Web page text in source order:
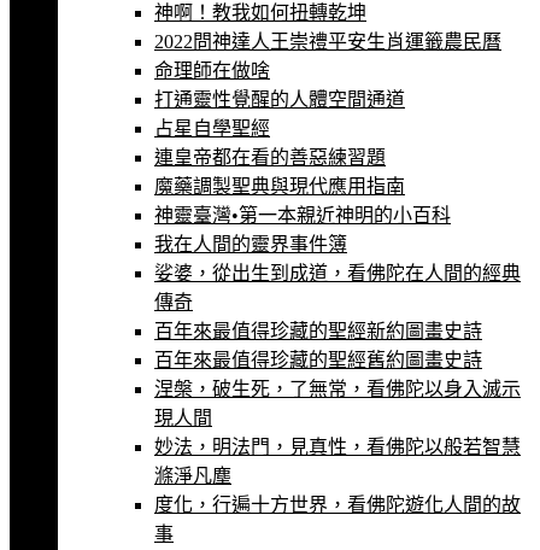
神啊！教我如何扭轉乾坤
2022問神達人王崇禮平安生肖運籤農民曆
命理師在做啥
打通靈性覺醒的人體空間通道
占星自學聖經
連皇帝都在看的善惡練習題
魔藥調製聖典與現代應用指南
神靈臺灣•第一本親近神明的小百科
我在人間的靈界事件簿
娑婆，從出生到成道，看佛陀在人間的經典
傳奇
百年來最值得珍藏的聖經新約圖畫史詩
百年來最值得珍藏的聖經舊約圖畫史詩
涅槃，破生死，了無常，看佛陀以身入滅示
現人間
妙法，明法門，見真性，看佛陀以般若智慧
滌淨凡塵
度化，行遍十方世界，看佛陀遊化人間的故
事